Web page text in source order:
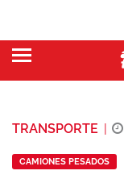
TRANSPORTE |
CAMIONES PESADOS